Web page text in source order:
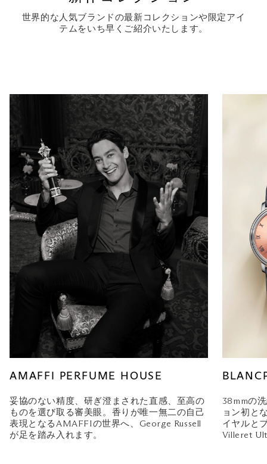
世界的な人気ブランドの最新コレクションや限定アイ
テムをいち早くご紹介いたします。
AMAFFI PERFUME HOUSE
妥協のない精度、研ぎ澄まされた直感、至高の
ものを選び取る審美眼。香りが唯一無二の自己
表現となるAMAFFIの世界へ、George Russell
が足を踏み入れます。
38mmの
ョン初と
イヤルと
Villeret